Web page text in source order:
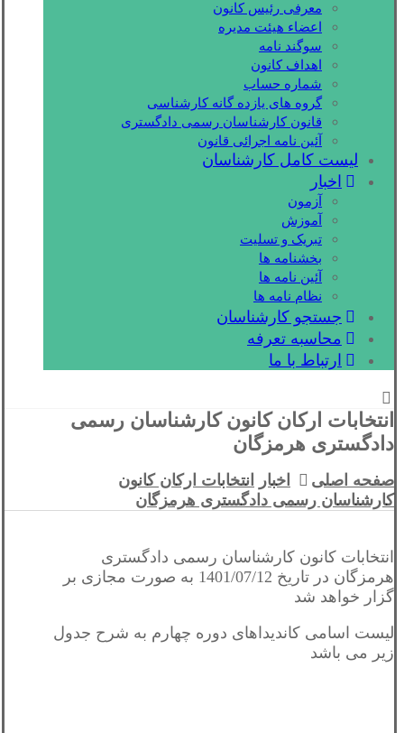
معرفی رئیس کانون
اعضاء هیئت مدیره
سوگند نامه
اهداف کانون
شماره حساب
گروه های یازده گانه کارشناسی
قانون کارشناسان رسمی دادگستری
آئین نامه اجرائی قانون
لیست کامل کارشناسان
اخبار
آزمون
آموزش
تبریک و تسلیت
بخشنامه ها
آئین نامه ها
نظام نامه ها
جستجو کارشناسان
محاسبه تعرفه
ارتباط با ما
انتخابات ارکان کانون کارشناسان رسمی
دادگستری هرمزگان
صفحه اصلی اخبار
انتخابات ارکان کانون
کارشناسان رسمی دادگستری هرمزگان
انتخابات کانون کارشناسان رسمی دادگستری
هرمزگان در تاریخ 1401/07/12 به صورت مجازی بر
گزار خواهد شد
لیست اسامی کاندیداهای دوره چهارم به شرح جدول
زیر می باشد